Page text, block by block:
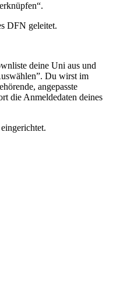
DFN geleitet.
deine Uni aus und
Du wirst im
angepasste
die Anmeldedaten deines